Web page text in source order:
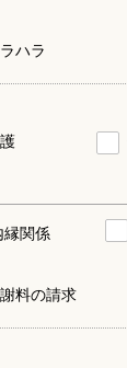
ハラ
縁関係
料の請求